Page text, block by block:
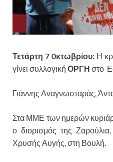
Τετάρτη 7 0κτωβρίου: Η
γίνει συλλογική ΟΡΓΗ στο
Γιάννης Αναγνωσταράς,
Στα ΜΜΕ των ημερών
ο διορισμός της
Χρυσής Αυγής, στη Βουλή.